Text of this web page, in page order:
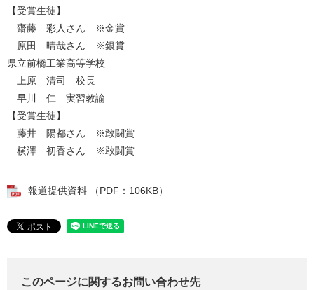
【受賞生徒】
齋藤 彩人 さん ※金賞
原田 晴哉さん ※銀賞
県立前橋工業高等学校
上原 清司 校長​
早川 仁​​ 実習教諭
【受賞生徒】
藤井 陽都さん ※敢闘賞
横澤 初香さん​ ※敢闘賞
報道提供資料 （PDF：106KB）
このページに関するお問い合わせ先